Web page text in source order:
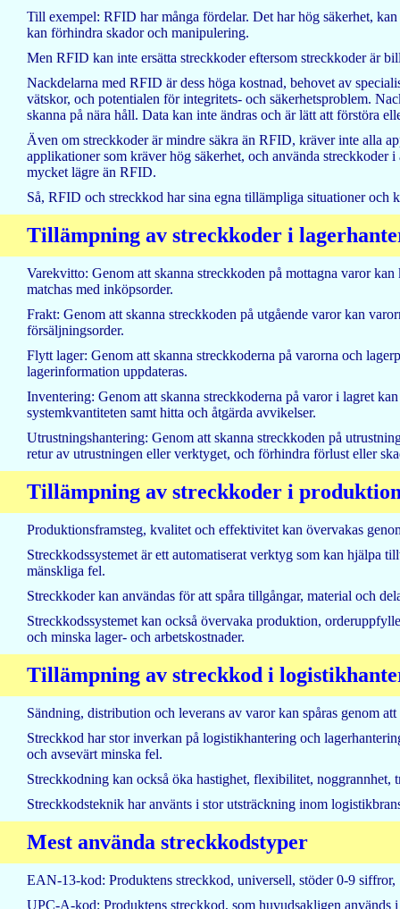
Till exempel: RFID har många fördelar. Det har hög säkerhet,
kan förhindra skador och manipulering.
Men RFID kan inte ersätta streckkoder eftersom streckkoder är
Nackdelarna med RFID är dess höga kostnad, behovet av
vätskor, och potentialen för integritets- och säkerhetsproblem.
skanna på nära håll. Data kan inte ändras och är lätt att förstöra
Även om streckkoder är mindre säkra än RFID, kräver inte alla
applikationer som kräver hög säkerhet, och använda
mycket lägre än RFID.
Så, RFID och streckkod har sina egna tillämpliga situationer och
Tillämpning av streckkoder i
Varekvitto: Genom att skanna streckkoden på mottagna varor
matchas med inköpsorder.
Frakt: Genom att skanna streckkoden på utgående varor kan
försäljningsorder.
Flytt lager: Genom att skanna streckkoderna på varorna och
lagerinformation uppdateras.
Inventering: Genom att skanna streckkoderna på varor i lagret
systemkvantiteten samt hitta och åtgärda avvikelser.
Utrustningshantering: Genom att skanna streckkoden på
retur av utrustningen eller verktyget, och förhindra förlust eller
Tillämpning av streckkoder i
Produktionsframsteg, kvalitet och effektivitet kan övervakas
Streckkodssystemet är ett automatiserat verktyg som kan hjälpa
mänskliga fel.
Streckkoder kan användas för att spåra tillgångar, material och
Streckkodssystemet kan också övervaka produktion,
och minska lager- och arbetskostnader.
Tillämpning av streckkod i
Sändning, distribution och leverans av varor kan spåras genom
Streckkod har stor inverkan på logistikhantering och
och avsevärt minska fel.
Streckkodning kan också öka hastighet, flexibilitet, noggrannhet,
Streckkodsteknik har använts i stor utsträckning inom
Mest använda streckkodstyper
EAN-13-kod: Produktens streckkod, universell, stöder 0-9
UPC-A-kod: Produktens streckkod, som huvudsakligen